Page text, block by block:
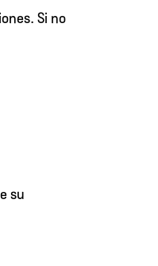
Si no
su